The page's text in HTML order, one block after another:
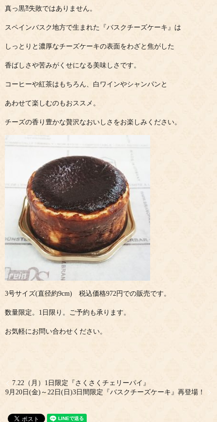
真っ黒⁈失敗ではありません。
スペインバスク地方で生まれた『バスクチーズケーキ』は
しっとりと濃厚なチーズケーキの表面をわざと焦がした
香ばしさや苦みがくせになる美味しさです。
コーヒーや紅茶はもちろん、白ワインやシャンパンと
あわせて楽しむのもおススメ。
チーズの香り豊かな贅沢なおいしさをお楽しみください。
3号サイズ(直径約9cm) 税込価格972円での販売です。
数量限定。1日限り。ご予約も承ります。
お気軽にお問い合わせください。
7.22（月）1日限定『さくさくチェリーパイ』
9月20日(金)～22日(日)3日間限定『バスクチーズケーキ』再登場！